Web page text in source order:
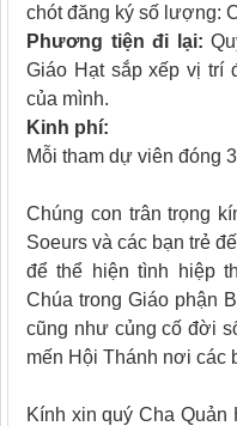
chót đăng ký số lượng:
Phương tiện đi lại:
Giáo Hạt sắp xếp vị trí
của mình.
Kinh phí:
Mỗi tham dự viên đóng
Chúng con trân trọng
Soeurs và các bạn trẻ
để thể hiện tình hiệp
Chúa trong Giáo phận
cũng như củng cố đời
mến Hội Thánh nơi các
Kính xin quý Cha Quản